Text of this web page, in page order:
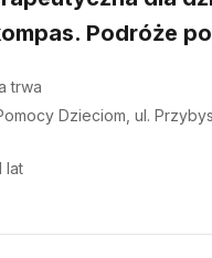
Podróże
trwa
Dzieciom, ul.
lat